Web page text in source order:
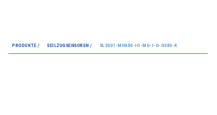
PRODUKTE / SEILZUGSENSOREN / SL3001-MH680-III-MU-I-G-GS80-K